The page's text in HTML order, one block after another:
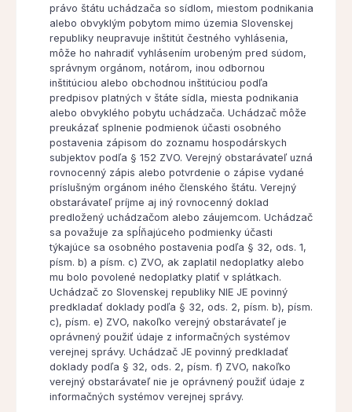
právo štátu uchádzača so sídlom, miestom podnikania
alebo obvyklým pobytom mimo územia Slovenskej
republiky neupravuje inštitút čestného vyhlásenia,
môže ho nahradiť vyhlásením urobeným pred súdom,
správnym orgánom, notárom, inou odbornou
inštitúciou alebo obchodnou inštitúciou podľa
predpisov platných v štáte sídla, miesta podnikania
alebo obvyklého pobytu uchádzača. Uchádzač môže
preukázať splnenie podmienok účasti osobného
postavenia zápisom do zoznamu hospodárskych
subjektov podľa § 152 ZVO. Verejný obstarávateľ uzná
rovnocenný zápis alebo potvrdenie o zápise vydané
príslušným orgánom iného členského štátu. Verejný
obstarávateľ príjme aj iný rovnocenný doklad
predložený uchádzačom alebo záujemcom. Uchádzač
sa považuje za spĺňajúceho podmienky účasti
týkajúce sa osobného postavenia podľa § 32, ods. 1,
písm. b) a písm. c) ZVO, ak zaplatil nedoplatky alebo
mu bolo povolené nedoplatky platiť v splátkach.
Uchádzač zo Slovenskej republiky NIE JE povinný
predkladať doklady podľa § 32, ods. 2, písm. b), písm.
c), písm. e) ZVO, nakoľko verejný obstarávateľ je
oprávnený použiť údaje z informačných systémov
verejnej správy. Uchádzač JE povinný predkladať
doklady podľa § 32, ods. 2, písm. f) ZVO, nakoľko
verejný obstarávateľ nie je oprávnený použiť údaje z
informačných systémov verejnej správy.